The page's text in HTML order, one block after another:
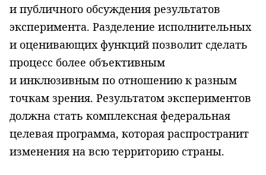
и публичного обсуждения результатов
эксперимента. Разделение исполнительных
и оценивающих функций позволит сделать
процесс более объективным
и инклюзивным по отношению к разным
точкам зрения. Результатом экспериментов
должна стать комплексная федеральная
целевая программа, которая распространит
изменения на всю территорию страны.